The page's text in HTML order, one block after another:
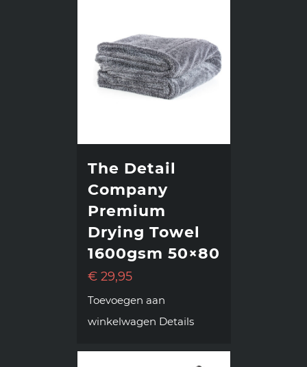
The Detail
Company
Premium
Drying Towel
1600gsm 50×80
€29,95
Toevoegen aan
winkelwagen Details